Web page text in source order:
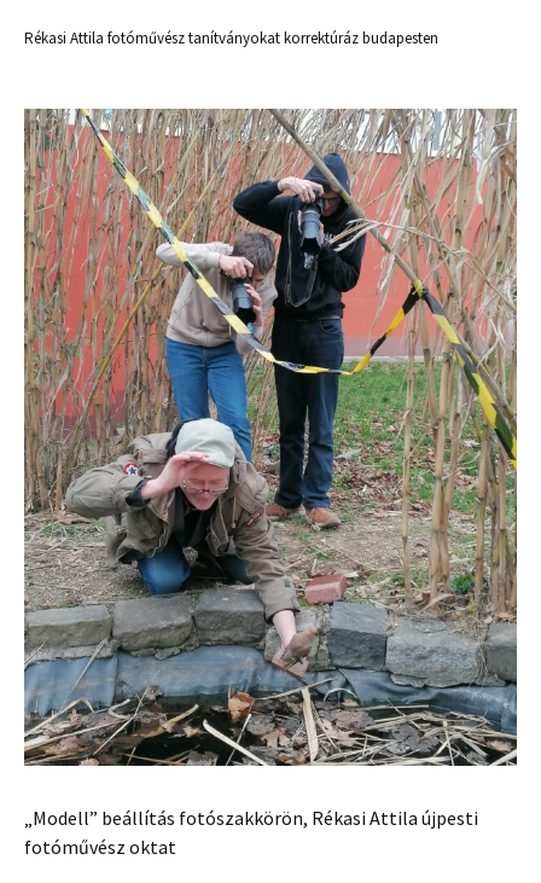
Rékasi Attila fotóművész tanítványokat korrektúráz budapesten
„Modell” beállítás fotószakkörön, Rékasi Attila újpesti
fotóművész oktat